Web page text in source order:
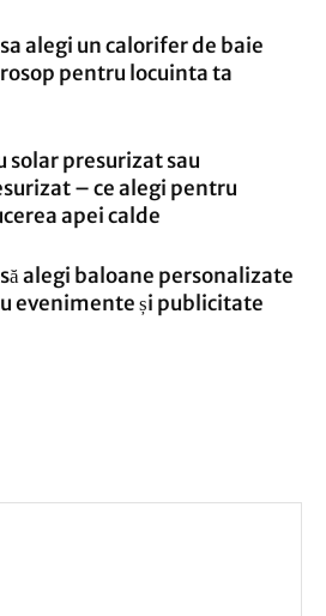
sa alegi un calorifer de baie
pentru locuinta ta
solar presurizat sau
– ce alegi pentru
apei calde
să alegi baloane personalizate
evenimente și publicitate